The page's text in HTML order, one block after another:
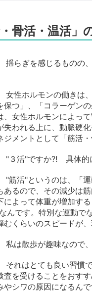
・骨活・温活」
揺らぎを感じるものの
女性ホルモンの働きは
保つ」、「コラーゲン
、女性ホルモンによっ
失われる上に、動脈硬
ジメントとして「筋活
"３活"ですか⁈ 具体的
"筋活"というのは、「
あるので、その減少は
によって体重が増加す
んです。特別な運動で
むくらいのスピードが、
私は散歩が趣味なので
それはとても良い習慣
査を受けることをおす
やシワの原因になるんで